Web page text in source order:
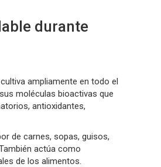
durante
ampliamente en todo el
moléculas bioactivas que
antioxidantes,
de carnes, sopas, guisos,
actúa como
de los alimentos.